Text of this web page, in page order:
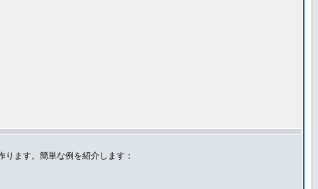
ります。簡単な例を紹介します：